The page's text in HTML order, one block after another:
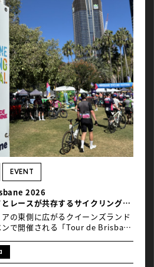
EVENT
2026
レースが共存するサイクリングカ
て
の東側に広がるクイーンズランド
で開催される「Tour de Brisbane
丸ごと使い、スピードとカルチャ
せる──そんなスケールのイベン